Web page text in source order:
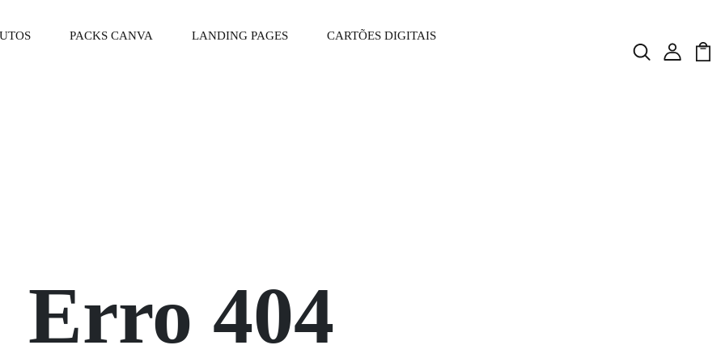
PACKS CANVA LANDING PAGES CARTÕES DIGITAIS
Erro 404